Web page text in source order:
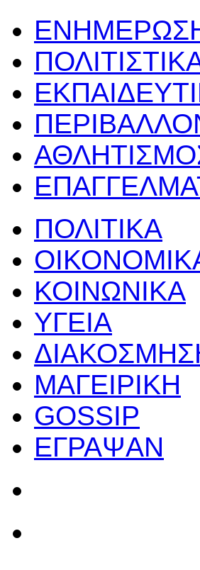
ΠΟΛΙΤΙΚΑ
ΚΟΙΝΩΝΙΚΑ
ΥΓΕΙΑ
ΜΑΓΕΙΡΙΚΗ
GOSSIP
ΕΓΡΑΨΑΝ